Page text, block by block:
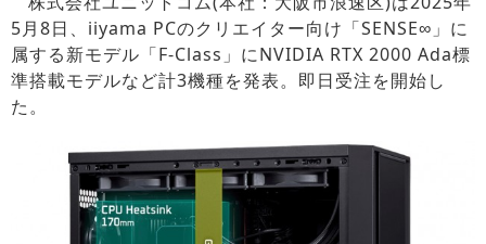
5月8日、iiyama PCのクリエイター向け「SENSE∞」に
属する新モデル「F-Class」にNVIDIA RTX 2000 Ada標
準搭載モデルなど計3機種を発表。即日受注を開始し
た。